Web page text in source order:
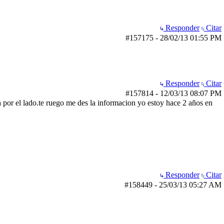
Responder
Citar
#157175 - 28/02/13 01:55 PM
Responder
Citar
#157814 - 12/03/13 08:07 PM
el lado.te ruego me des la informacion yo estoy hace 2 años en
Responder
Citar
#158449 - 25/03/13 05:27 AM